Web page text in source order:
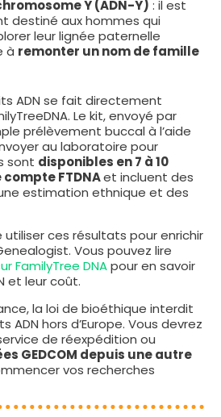
Y (ADN-Y) : il est
destiné aux hommes qui
leur lignée paternelle
à remonter un nom de famille
ADN se fait directement
Le kit, envoyé par
prélèvement buccal à l’aide
au laboratoire pour
sont disponibles en 7 à 10
FTDNAet incluent des
estimation ethnique et des
ces résultats pour enrichir
Vous pouvez lire
FamilyTree DNApour en savoir
et leur coût.
la loi de bioéthique interdit
ADN hors d’Europe. Vous devrez
de réexpédition ou
GEDCOM depuis une autre
vos recherches